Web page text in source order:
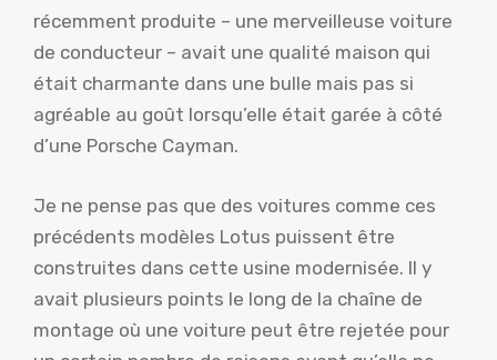
récemment produite – une merveilleuse voiture
de conducteur – avait une qualité maison qui
était charmante dans une bulle mais pas si
agréable au goût lorsqu’elle était garée à côté
d’une Porsche Cayman.
Je ne pense pas que des voitures comme ces
précédents modèles Lotus puissent être
construites dans cette usine modernisée. Il y
avait plusieurs points le long de la chaîne de
montage où une voiture peut être rejetée pour